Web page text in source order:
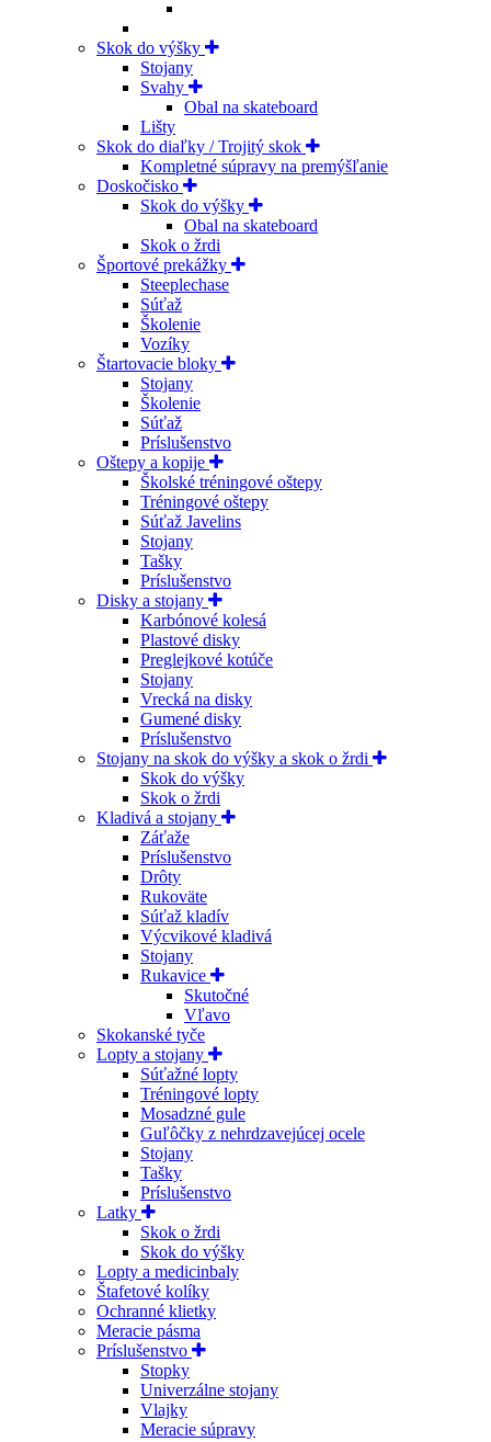
Skok do výšky
Stojany
Svahy
Obal na skateboard
Lišty
Skok do diaľky / Trojitý skok
Kompletné súpravy na premýšľanie
Doskočisko
Skok do výšky
Obal na skateboard
Skok o žrdi
Športové prekážky
Steeplechase
Súťaž
Školenie
Vozíky
Štartovacie bloky
Stojany
Školenie
Súťaž
Príslušenstvo
Oštepy a kopije
Školské tréningové oštepy
Tréningové oštepy
Súťaž Javelins
Stojany
Tašky
Príslušenstvo
Disky a stojany
Karbónové kolesá
Plastové disky
Preglejkové kotúče
Stojany
Vrecká na disky
Gumené disky
Príslušenstvo
Stojany na skok do výšky a skok o žrdi
Skok do výšky
Skok o žrdi
Kladivá a stojany
Záťaže
Príslušenstvo
Drôty
Rukoväte
Súťaž kladív
Výcvikové kladivá
Stojany
Rukavice
Skutočné
Vľavo
Skokanské tyče
Lopty a stojany
Súťažné lopty
Tréningové lopty
Mosadzné gule
Guľôčky z nehrdzavejúcej ocele
Stojany
Tašky
Príslušenstvo
Latky
Skok o žrdi
Skok do výšky
Lopty a medicinbaly
Štafetové kolíky
Ochranné klietky
Meracie pásma
Príslušenstvo
Stopky
Univerzálne stojany
Vlajky
Meracie súpravy